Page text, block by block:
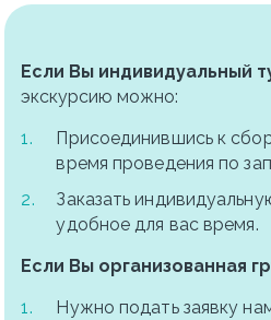
Если Вы индивидуальный
экскурсию можно:
Присоединившись к
время проведения по
Заказать
удобное для вас время.
Если Вы организованная
Нужно подать заявку